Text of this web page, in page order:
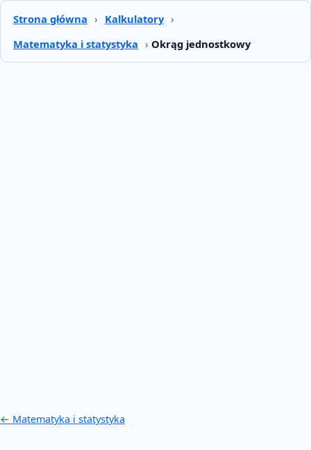
Strona główna › Kalkulatory ›
Matematyka i statystyka › Okrąg jednostkowy
← Matematyka i statystyka